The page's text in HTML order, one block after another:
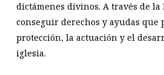
dictámenes divinos. A través de la
conseguir derechos y ayudas
protección, la actuación y el
iglesia.